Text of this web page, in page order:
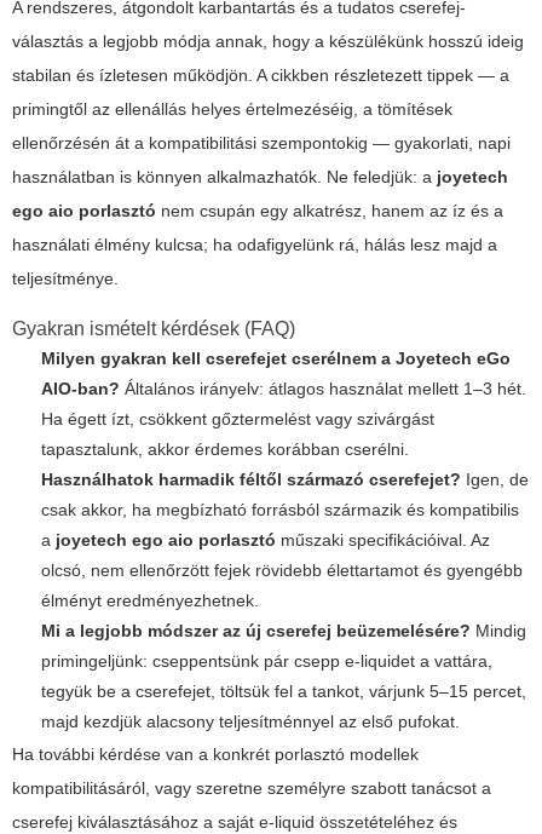
A rendszeres, átgondolt karbantartás és a tudatos cserefej-
választás a legjobb módja annak, hogy a készülékünk hosszú ideig
stabilan és ízletesen működjön. A cikkben részletezett tippek — a
primingtől az ellenállás helyes értelmezéséig, a tömítések
ellenőrzésén át a kompatibilitási szempontokig — gyakorlati, napi
használatban is könnyen alkalmazhatók. Ne feledjük: a joyetech
ego aio porlasztó nem csupán egy alkatrész, hanem az íz és a
használati élmény kulcsa; ha odafigyelünk rá, hálás lesz majd a
teljesítménye.
Gyakran ismételt kérdések (FAQ)
Milyen gyakran kell cserefejet cserélnem a Joyetech eGo
AIO-ban? Általános irányelv: átlagos használat mellett 1–3 hét.
Ha égett ízt, csökkent gőztermelést vagy szivárgást
tapasztalunk, akkor érdemes korábban cserélni.
Használhatok harmadik féltől származó cserefejet? Igen, de
csak akkor, ha megbízható forrásból származik és kompatibilis
a joyetech ego aio porlasztó műszaki specifikációival. Az
olcsó, nem ellenőrzött fejek rövidebb élettartamot és gyengébb
élményt eredményezhetnek.
Mi a legjobb módszer az új cserefej beüzemelésére? Mindig
primingeljünk: cseppentsünk pár csepp e-liquidet a vattára,
tegyük be a cserefejet, töltsük fel a tankot, várjunk 5–15 percet,
majd kezdjük alacsony teljesítménnyel az első pufokat.
Ha további kérdése van a konkrét porlasztó modellek
kompatibilitásáról, vagy szeretne személyre szabott tanácsot a
cserefej kiválasztásához a saját e-liquid összetételéhez és